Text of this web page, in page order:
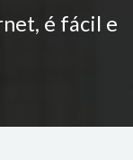
é fácil e